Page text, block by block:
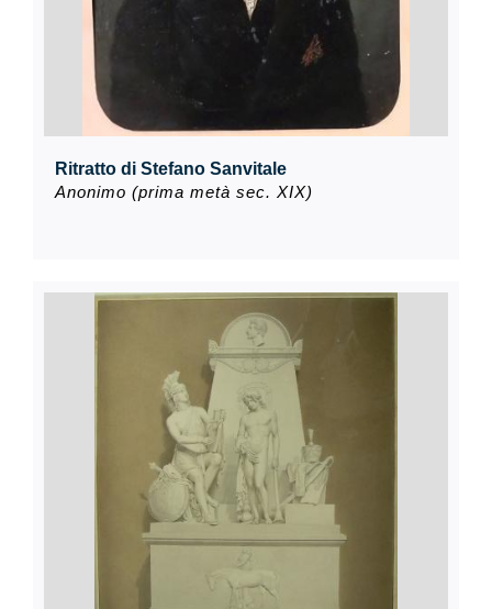
Ritratto di Stefano Sanvitale
Anonimo (prima metà sec. XIX)